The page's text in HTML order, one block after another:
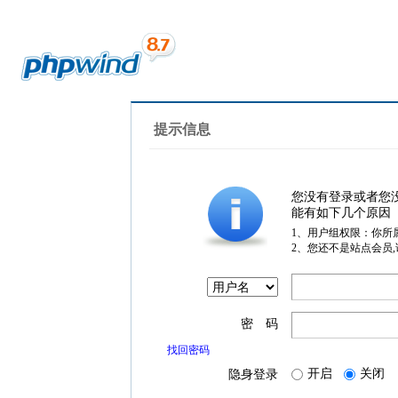
提示信息
您没有登录或者您
能有如下几个原因
1、用户组权限：你所
2、您还不是站点会员
密 码
找回密码
隐身登录 开启 关闭